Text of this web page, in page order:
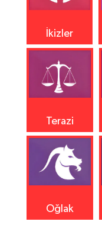
İkizler
Terazi
Oğlak